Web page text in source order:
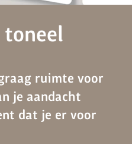
toneel
ruimte voor
je aandacht
dat je er voor